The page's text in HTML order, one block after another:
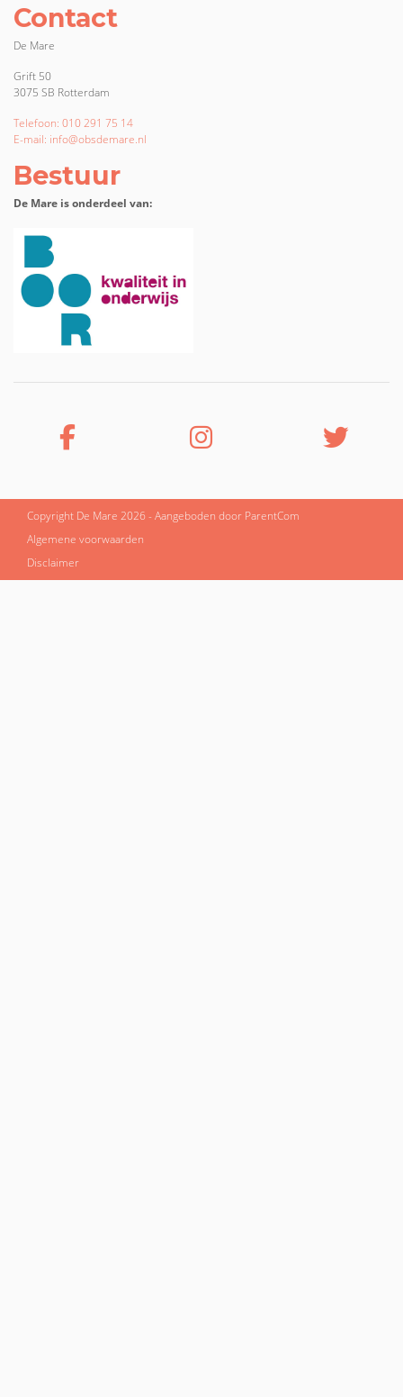
Contact
De Mare
Grift 50
3075 SB Rotterdam
Telefoon: 010 291 75 14
E-mail: info@obsdemare.nl
Bestuur
De Mare is onderdeel van:
Copyright De Mare 2026 - Aangeboden door ParentCom
Algemene voorwaarden
Disclaimer